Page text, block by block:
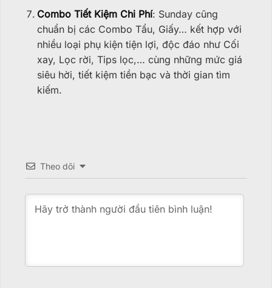
Combo Tiết Kiệm Chi Phí: Sunday cũng
chuẩn bị các Combo Tẩu, Giấy… kết hợp với
nhiều loại phụ kiện tiện lợi, độc đáo như Cối
xay, Lọc rời, Tips lọc,… cùng những mức giá
siêu hời, tiết kiệm tiền bạc và thời gian tìm
kiếm.
Theo dõi